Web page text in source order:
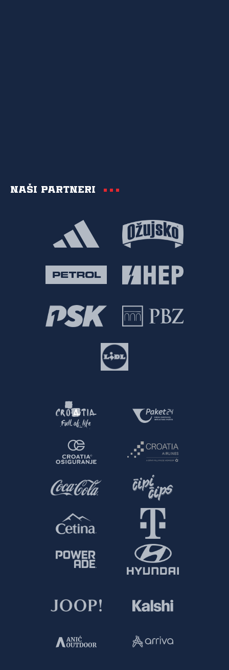
Naši partneri